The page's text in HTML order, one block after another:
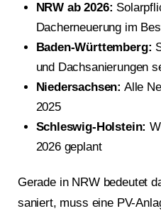
NRW ab 2026:
Dacherneuerung im
Baden-Württemberg:
und Dachsanierungen
Niedersachsen: Alle
2025
Schleswig-Holstein:
2026 geplant
Gerade in NRW bedeutet
saniert, muss eine PV-